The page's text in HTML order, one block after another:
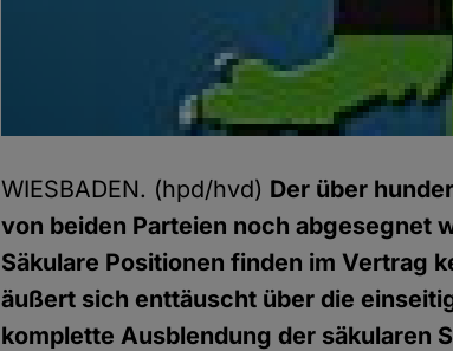
WIESBADEN. (hpd/hvd) Der über
von beiden Parteien noch abgesegnet
Säkulare Positionen finden im Vertrag
äußert sich enttäuscht über die
komplette Ausblendung der säkularen